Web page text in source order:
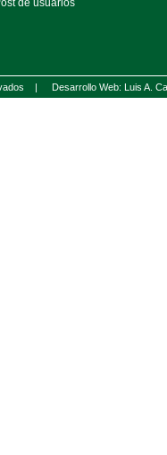
de usuarios
| Desarrollo Web: Luis